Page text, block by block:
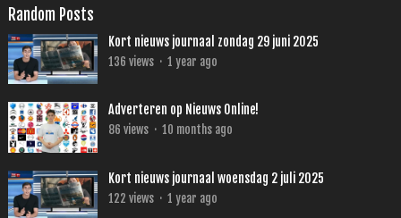
Random Posts
Kort nieuws journaal zondag 29 juni 2025
136 views · 1 year ago
Adverteren op Nieuws Online!
86 views · 10 months ago
Kort nieuws journaal woensdag 2 juli 2025
122 views · 1 year ago